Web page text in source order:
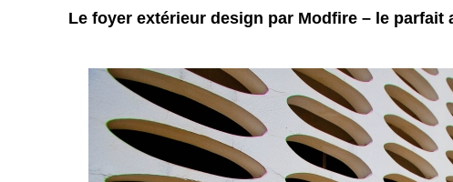
Le foyer extérieur design par Modfire – le